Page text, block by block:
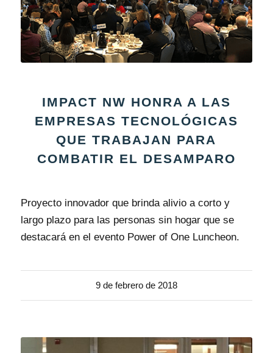
IMPACT NW HONRA A LAS
EMPRESAS TECNOLÓGICAS
QUE TRABAJAN PARA
COMBATIR EL DESAMPARO
Proyecto innovador que brinda alivio a corto y
largo plazo para las personas sin hogar que se
destacará en el evento Power of One Luncheon.
9 de febrero de 2018